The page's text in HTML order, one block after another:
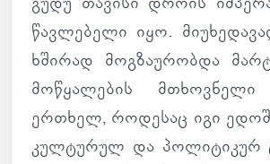
წავ­ლე­ბელი იყო.
ხში­რად მოგ­ზა­უ­რობდა
მო­წყა­ლე­ბის მთხოვ­ნელი
ერთხელ, რო­დე­საც იგი
კულ­ტუ­რულ და პო­ლი­ტი­კურ